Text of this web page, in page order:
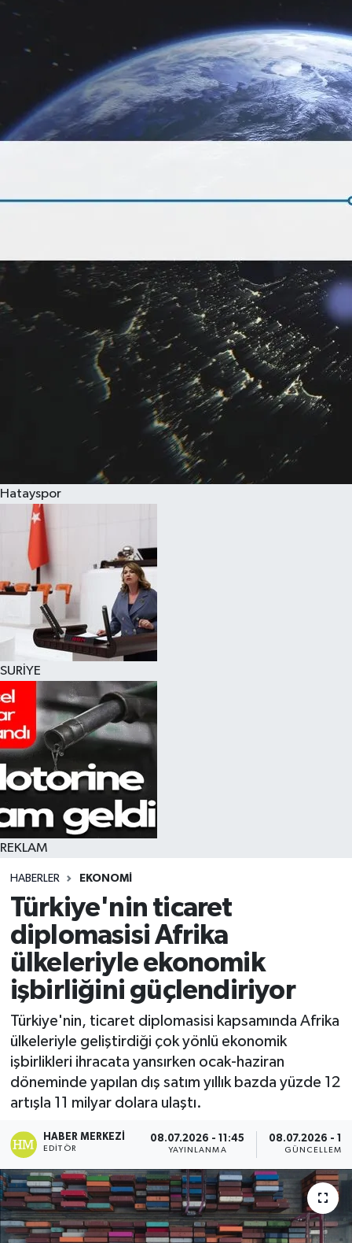
Hatayspor
SURİYE
REKLAM
HABERLER EKONOMI
Türkiye'nin ticaret
diplomasisi Afrika
ülkeleriyle ekonomik
işbirliğini güçlendiriyor
Türkiye'nin, ticaret diplomasisi kapsamında Afrika
ülkeleriyle geliştirdiği çok yönlü ekonomik
işbirlikleri ihracata yansırken ocak-haziran
döneminde yapılan dış satım yıllık bazda yüzde 12
artışla 11 milyar dolara ulaştı.
HABER MERKEZI
EDITÖR
08.07.2026 - 11:45
YAYINLANMA
08.07.2026 -
GÜNCELLEME